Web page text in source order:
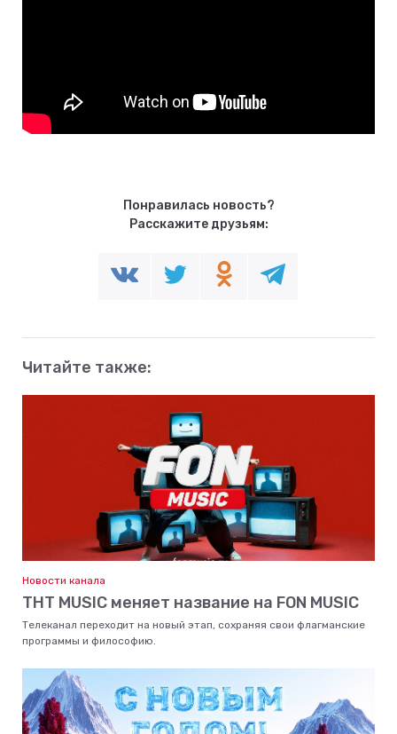
Понравилась новость?
Расскажите друзьям:
Читайте также:
Новости канала
ТНТ MUSIC меняет название на FON MUSIC
Телеканал переходит на новый этап, сохраняя свои флагманские
программы и философию.